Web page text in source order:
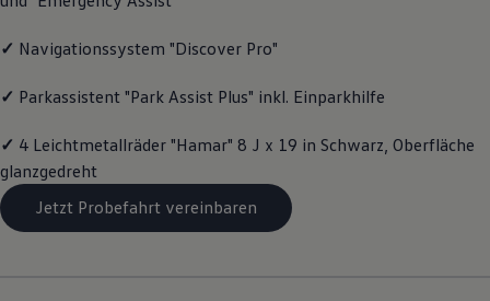
Pannen- und Unfallhilfe
Volkswagen Teile
Modellspezifisches Zubehör
Schutz und Pflege
Entertainment und Elektronik
Individualisieren
Wallbox und Ladekabel
✓ Navigationssystem "Discover Pro"
✓ Parkassistent "Park Assist Plus" inkl. Einparkhilfe
✓ 4 Leichtmetallräder "Hamar" 8 J x 19 in Schwarz, Oberfläche
glanzgedreht
Jetzt Probefahrt vereinbaren